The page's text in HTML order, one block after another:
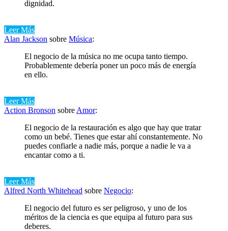
dignidad.
Leer Más
Alan Jackson sobre Música:
El negocio de la música no me ocupa tanto tiempo.
Probablemente debería poner un poco más de energía
en ello.
Leer Más
Action Bronson sobre Amor:
El negocio de la restauración es algo que hay que tratar
como un bebé. Tienes que estar ahí constantemente. No
puedes confiarle a nadie más, porque a nadie le va a
encantar como a ti.
Leer Más
Alfred North Whitehead sobre Negocio:
El negocio del futuro es ser peligroso, y uno de los
méritos de la ciencia es que equipa al futuro para sus
deberes.